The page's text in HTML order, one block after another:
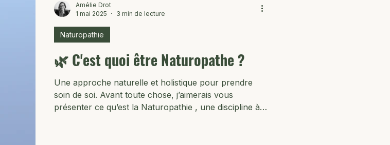
🌿 C'est quoi être Naturopathe ?
Une approche naturelle et holistique pour prendre
soin de soi. Avant toute chose, j’aimerais vous
présenter ce qu’est la Naturopathie , une discipline à
Naturopathie
Amélie Drot
1 mai 2025
3 min de lecture